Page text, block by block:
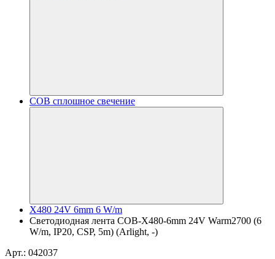
COB сплошное свечение
X480 24V 6mm 6 W/m
Светодиодная лента COB-X480-6mm 24V Warm2700 (6
W/m, IP20, CSP, 5m) (Arlight, -)
Арт.: 042037